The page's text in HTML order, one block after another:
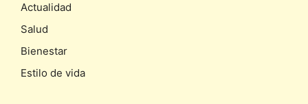
Actualidad
Salud
Bienestar
Estilo de vida